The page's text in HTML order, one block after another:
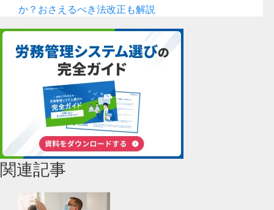
か？おさえるべき法改正も解説
関連記事